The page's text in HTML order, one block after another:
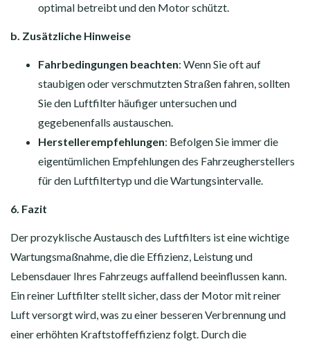
optimal betreibt und den Motor schützt.
b. Zusätzliche Hinweise
Fahrbedingungen beachten: Wenn Sie oft auf
staubigen oder verschmutzten Straßen fahren, sollten
Sie den Luftfilter häufiger untersuchen und
gegebenenfalls austauschen.
Herstellerempfehlungen: Befolgen Sie immer die
eigentümlichen Empfehlungen des Fahrzeugherstellers
für den Luftfiltertyp und die Wartungsintervalle.
6. Fazit
Der prozyklische Austausch des Luftfilters ist eine wichtige
Wartungsmaßnahme, die die Effizienz, Leistung und
Lebensdauer Ihres Fahrzeugs auffallend beeinflussen kann.
Ein reiner Luftfilter stellt sicher, dass der Motor mit reiner
Luft versorgt wird, was zu einer besseren Verbrennung und
einer erhöhten Kraftstoffeffizienz folgt. Durch die